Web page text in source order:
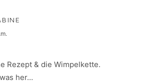
Rezept & die Wimpelkette.
her…